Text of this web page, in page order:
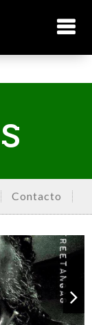
Contacto